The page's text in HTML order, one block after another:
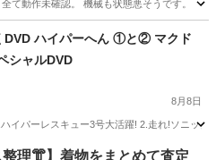
て動作未確認。 機械も状態悪そうです。
レコード
DVD ハイパーへん ①と② マクド
シャルDVD
8月8日
イパーレスキュー3号大活躍! 2.走れ!ソニッ
ブルーレイ DVD
整理👘】着物をまとめて査定